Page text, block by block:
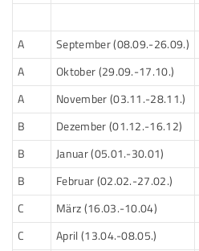
A
September (08.09.-26.09.)
A
Oktober (29.09.-17.10.)
A
November (03.11.-28.11.)
B
Dezember (01.12.-16.12)
B
Januar (05.01.-30.01)
B
Februar (02.02.-27.02.)
C
März (16.03.-10.04)
C
April (13.04.-08.05.)